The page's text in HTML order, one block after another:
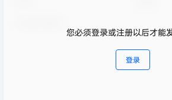
您必须登录或注册以后才能
登录